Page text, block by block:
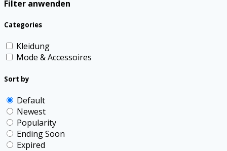
Filter anwenden
Categories
Kleidung
Mode & Accessoires
Sort by
Default
Newest
Popularity
Ending Soon
Expired